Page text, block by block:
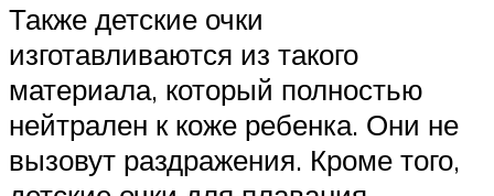
Также детские очки
изготавливаются из такого
материала, который полностью
нейтрален к коже ребенка. Они не
вызовут раздражения. Кроме того,